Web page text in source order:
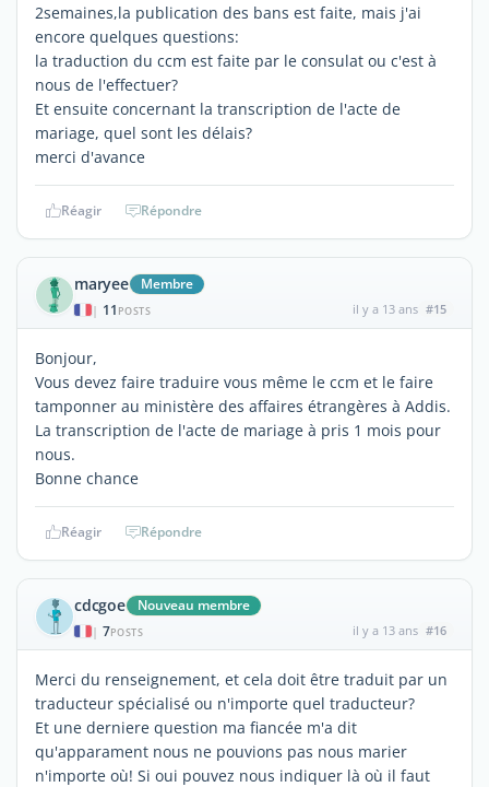
2semaines,la publication des bans est faite, mais j'ai
encore quelques questions:
la traduction du ccm est faite par le consulat ou c'est à
nous de l'effectuer?
Et ensuite concernant la transcription de l'acte de
mariage, quel sont les délais?
merci d'avance
Réagir Répondre
maryee Membre
| 11 POSTS il y a 13 ans #15
Bonjour,
Vous devez faire traduire vous même le ccm et le faire
tamponner au ministère des affaires étrangères à Addis.
La transcription de l'acte de mariage à pris 1 mois pour
nous.
Bonne chance
Réagir Répondre
cdcgoe Nouveau membre
| 7POSTS il y a 13 ans #16
Merci du renseignement, et cela doit être traduit par un
traducteur spécialisé ou n'importe quel traducteur?
Et une derniere question ma fiancée m'a dit
qu'apparament nous ne pouvions pas nous marier
n'importe où! Si oui pouvez nous indiquer là où il faut